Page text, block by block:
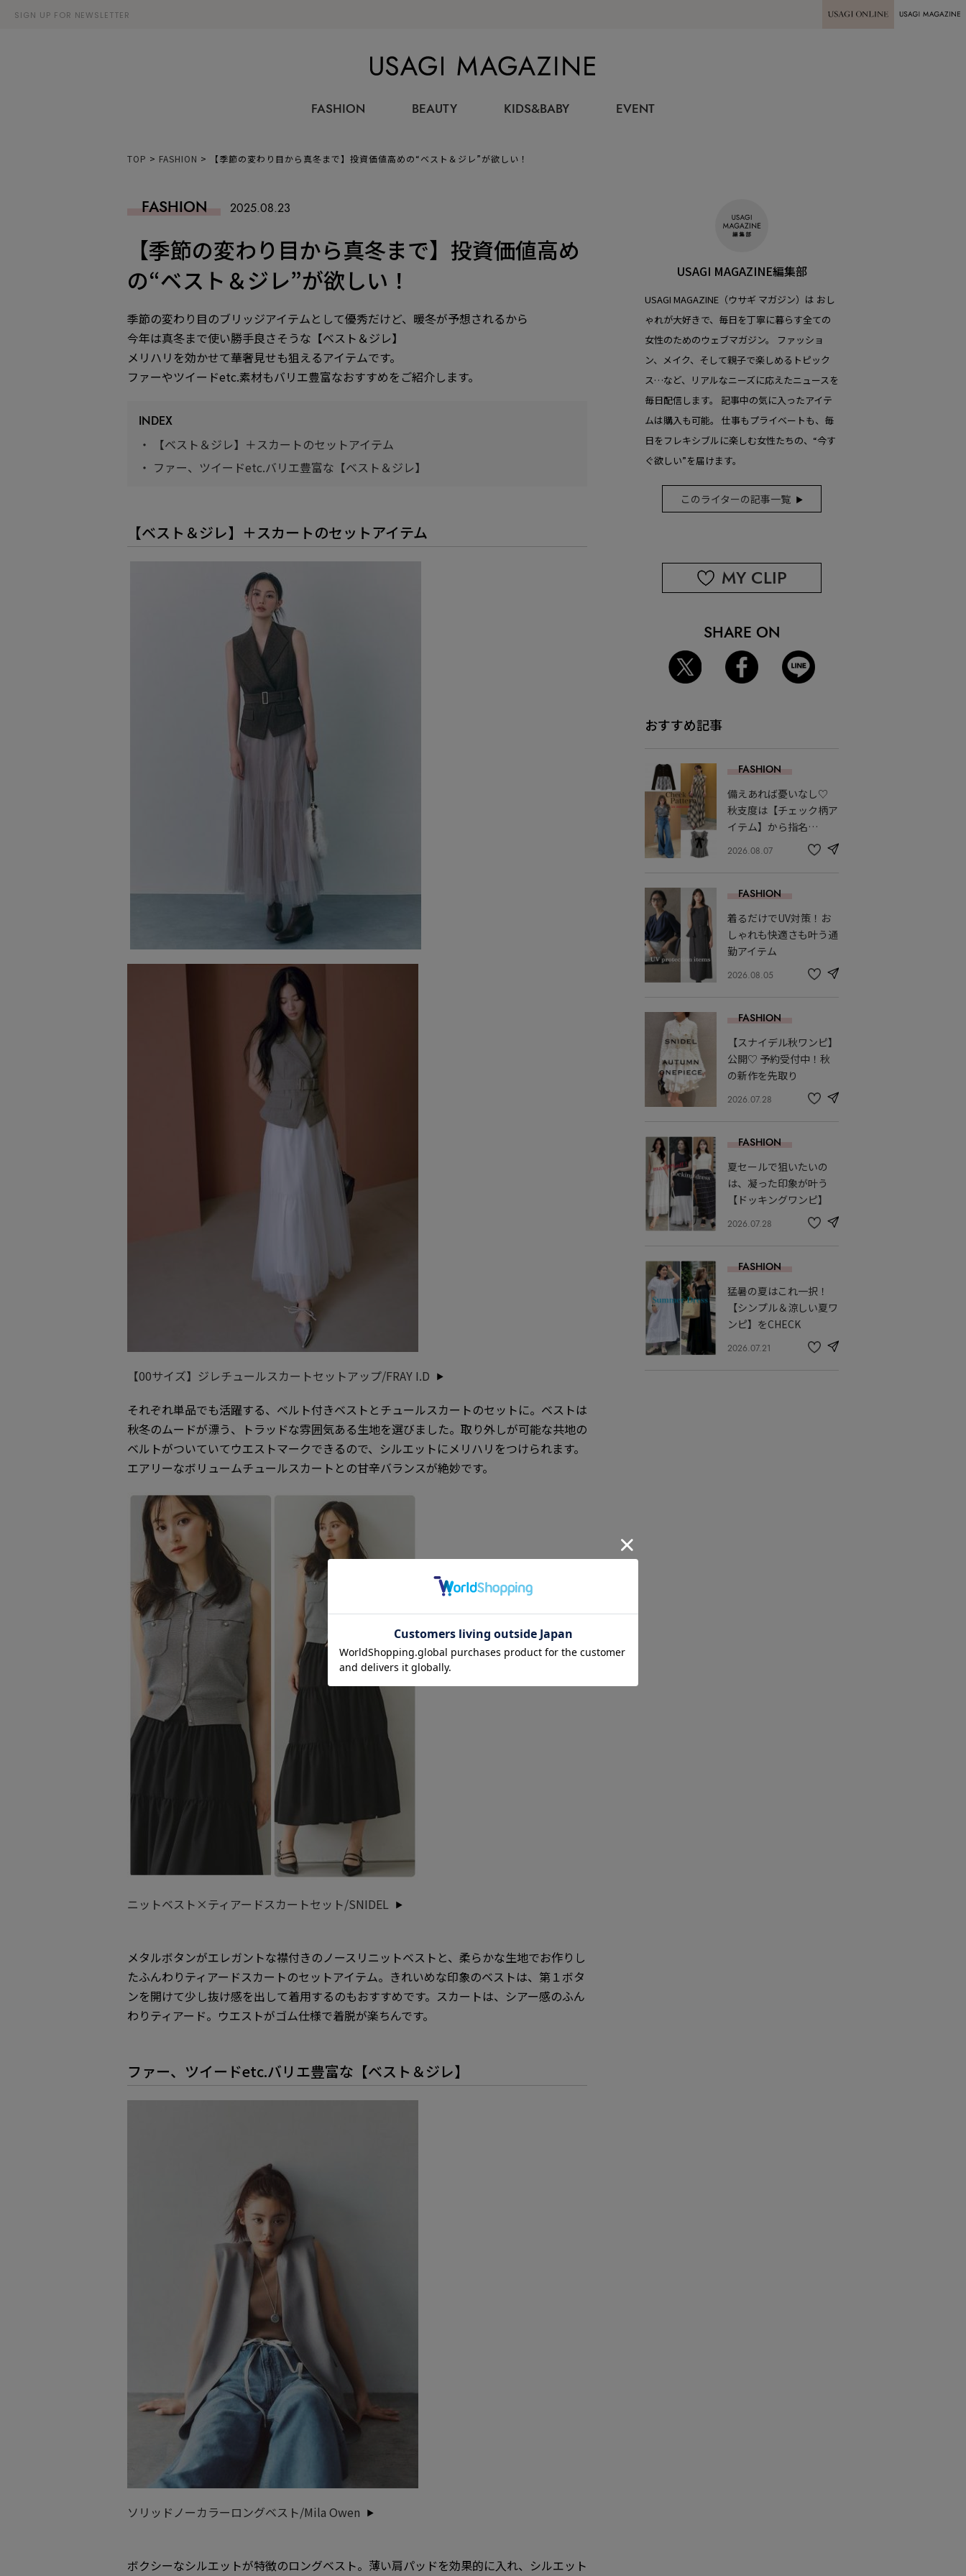
SIGN UP FOR NEWSLETTER
FASHION BEAUTY KIDS&BABY EVENT
TOP > FASHION > 【季節の変わり目から真冬まで】投資価値高めの“ベスト＆ジレ”が欲しい！
FASHION 2025.08.23
【季節の変わり目から真冬まで】投資価値高め
の“ベスト＆ジレ”が欲しい！
季節の変わり目のブリッジアイテムとして優秀だけど、暖冬が予想されるから
今年は真冬まで使い勝手良さそうな【ベスト＆ジレ】
メリハリを効かせて華奢見せも狙えるアイテムです。
ファーやツイードetc.素材もバリエ豊富なおすすめをご紹介します。
INDEX
・
【ベスト＆ジレ】＋スカートのセットアイテム
・ ファー、ツイードetc.バリエ豊富な【ベスト＆ジレ】
【ベスト＆ジレ】＋スカートのセットアイテム
【00サイズ】ジレチュールスカートセットアップ/FRAY I.D
それぞれ単品でも活躍する、ベルト付きベストとチュールスカートのセットに。ベストは
秋冬のムードが漂う、トラッドな雰囲気ある生地を選びました。取り外しが可能な共地の
ベルトがついていてウエストマークできるので、シルエットにメリハリをつけられます。
エアリーなボリュームチュールスカートとの甘辛バランスが絶妙です。
ニットベスト×ティアードスカートセット/SNIDEL
メタルボタンがエレガントな襟付きのノースリニットベストと、柔らかな生地でお作りし
たふんわりティアードスカートのセットアイテム。きれいめな印象のベストは、第１ボタ
ンを開けて少し抜け感を出して着用するのもおすすめです。スカートは、シアー感のふん
わりティアード。ウエストがゴム仕様で着脱が楽ちんです。
ファー、ツイードetc.バリエ豊富な【ベスト＆ジレ】
ソリッドノーカラーロングベスト/Mila Owen
ボクシーなシルエットが特徴のロングベスト。薄い肩パッドを効果的に入れ、シルエット
USAGI MAGAZINE編集部
USAGI MAGAZINE（ウサギ マガジン）は おし
ゃれが大好きで、毎日を丁寧に暮らす全ての
女性のためのウェブマガジン。 ファッショ
ン、メイク、そして親子で楽しめるトピック
ス…など、リアルなニーズに応えたニュースを
毎日配信します。 記事中の気に入ったアイテ
ムは購入も可能。 仕事もプライベートも、毎
日をフレキシブルに楽しむ女性たちの、“今す
ぐ欲しい”を届けます。
このライターの記事一覧
MY CLIP
SHARE ON
おすすめ記事
FASHION
備えあれば憂いなし♡
秋支度は【チェック柄ア
イテム】から指名…
2026.08.07
に
入
り
FASHION
着るだけでUV対策！お
しゃれも快適さも叶う通
勤アイテム
2026.08.05
に
入
り
FASHION
【スナイデル秋ワンピ】
公開♡ 予約受付中！秋
の新作を先取り
2026.07.28
に
入
り
FASHION
夏セールで狙いたいの
は、凝った印象が叶う
【ドッキングワンピ】
2026.07.28
に
入
り
FASHION
猛暑の夏はこれ一択！
【シンプル＆涼しい夏ワ
ンピ】をCHECK
2026.07.21